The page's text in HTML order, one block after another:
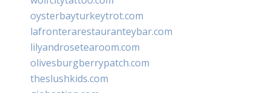
oysterbayturkeytrot.com
lafronterarestauranteybar.com
lilyandrosetearoom.com
olivesburgberrypatch.com
theslushkids.com